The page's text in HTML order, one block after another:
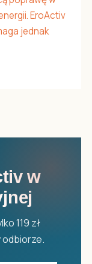
EroActiv
jednak
w
119 zł
odbiorze.